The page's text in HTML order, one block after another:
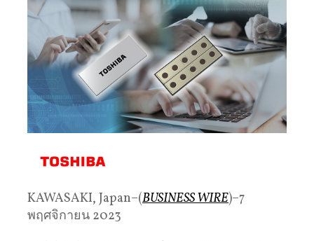
KAWASAKI, Japan–(BUSINESS WIRE)–7
พฤศจิกายน 2023